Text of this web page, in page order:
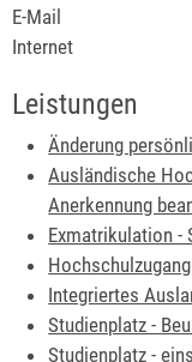
E-Mail
Internet
Leistungen
Änderung
Ausländische
Anerkennung
Exmatrikulation -
Integriertes
Studienplatz -
Studienplatz -